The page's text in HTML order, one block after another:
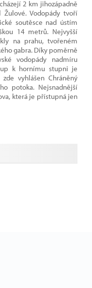
2 km jihozápadně
Vodopády tvoří
soutěsce nad ústím
14 metrů. Nejvyšší
na prahu, tvořeném
gabra. Díky poměrně
vodopády nadmíru
k hornímu stupni je
vyhlášen Chráněný
potoka. Nejsnadnější
která je přístupná jen